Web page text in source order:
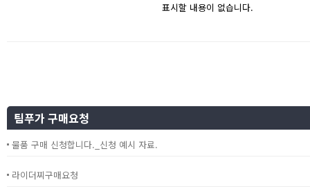
표시할 내용이 없습니다.
팀푸가 구매요청
물품 구매 신청합니다._신청 예시 자료.
라이더찌구매요청